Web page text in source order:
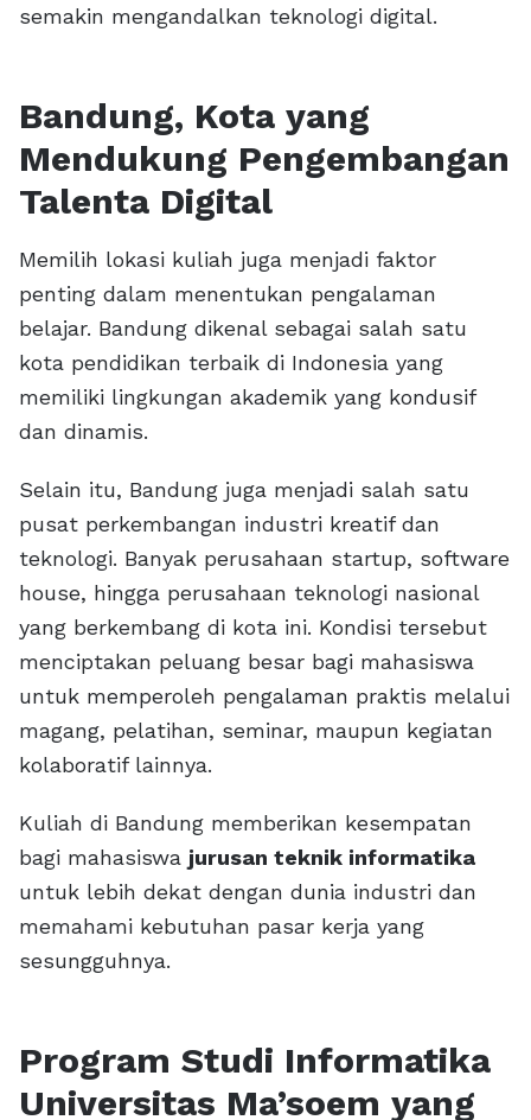
semakin mengandalkan teknologi digital.
Bandung, Kota yang
Mendukung Pengembangan
Talenta Digital
Memilih lokasi kuliah juga menjadi faktor
penting dalam menentukan pengalaman
belajar. Bandung dikenal sebagai salah satu
kota pendidikan terbaik di Indonesia yang
memiliki lingkungan akademik yang kondusif
dan dinamis.
Selain itu, Bandung juga menjadi salah satu
pusat perkembangan industri kreatif dan
teknologi. Banyak perusahaan startup, software
house, hingga perusahaan teknologi nasional
yang berkembang di kota ini. Kondisi tersebut
menciptakan peluang besar bagi mahasiswa
untuk memperoleh pengalaman praktis melalui
magang, pelatihan, seminar, maupun kegiatan
kolaboratif lainnya.
Kuliah di Bandung memberikan kesempatan
bagi mahasiswa jurusan teknik informatika
untuk lebih dekat dengan dunia industri dan
memahami kebutuhan pasar kerja yang
sesungguhnya.
Program Studi Informatika
Universitas Ma’soem yang